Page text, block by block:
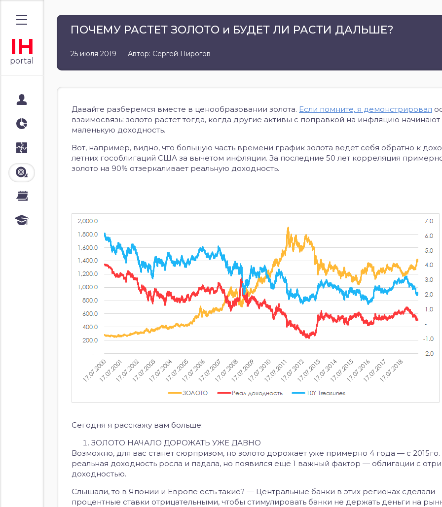
IH
portal
Аналитика
Стратегии
Лента
облигациям
ПОЧЕМУ РАСТЕТ ЗОЛОТО и БУДЕТ ЛИ РАСТИ ДАЛЬШЕ?
25 июля 2019 Автор: Сергей Пирогов
Давайте разберемся вместе в ценообразовании золота. Если помните, я демонстрировал
взаимосвязь: золото растет тогда, когда другие активы с поправкой на инфляцию
маленькую доходность.
Вот, например, видно, что большую часть времени график золота ведет себя обратно к
летних гособлигаций США за вычетом инфляции. За последние 50 лет корреляция примерно
золото на 90% отзеркаливает реальную доходность.
Сегодня я расскажу вам больше:
ЗОЛОТО НАЧАЛО ДОРОЖАТЬ УЖЕ ДАВНО
Возможно, для вас станет сюрпризом, но золото дорожает уже примерно 4 года — с 2015го.
реальная доходность росла и падала, но появился ещё 1 важный фактор — облигации с
доходностью.
Слышали, то в Японии и Европе есть такие? — Центральные банки в этих регионах сделали
процентные ставки отрицательными, чтобы стимулировать банки не держать деньги на